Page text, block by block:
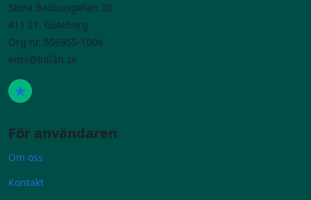
Stora Badhusgatan 20
411 21, Göteborg
Org nr. 556955-1004
emil@billån.se
För användaren
Om oss
Kontakt